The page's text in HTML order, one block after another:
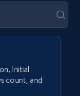
Initial
count, and